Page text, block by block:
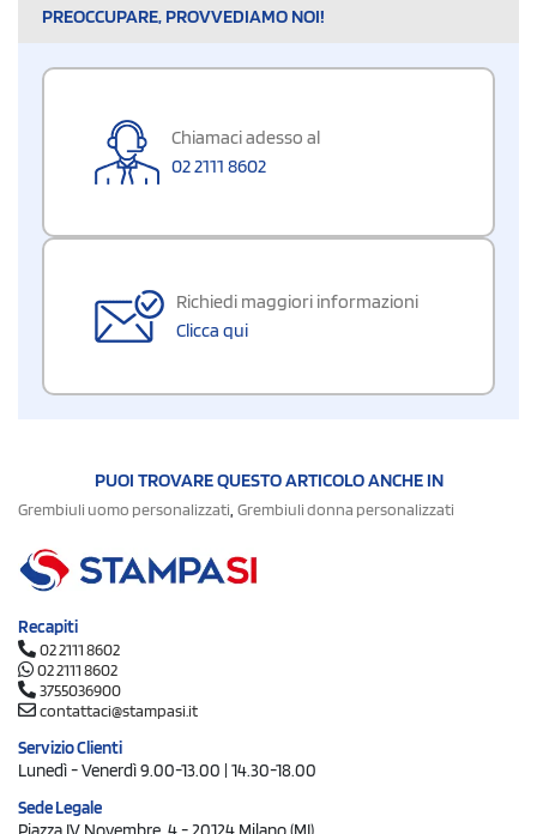
PREOCCUPARE, PROVVEDIAMO NOI!
Chiamaci adesso al
02 2111 8602
Richiedi maggiori informazioni
Clicca qui
PUOI TROVARE QUESTO ARTICOLO ANCHE IN
Grembiuli uomo personalizzati, Grembiuli donna personalizzati
Recapiti
02 2111 8602
02 2111 8602
3755036900
contattaci@stampasi.it
Servizio Clienti
Lunedì - Venerdì 9.00-13.00 | 14.30-18.00
Sede Legale